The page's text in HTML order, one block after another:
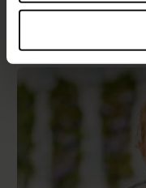
Han har løjet for